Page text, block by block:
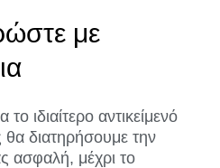
με
ιδιαίτερο αντικείμενό
θα διατηρήσουμε την
ασφαλή, μέχρι το